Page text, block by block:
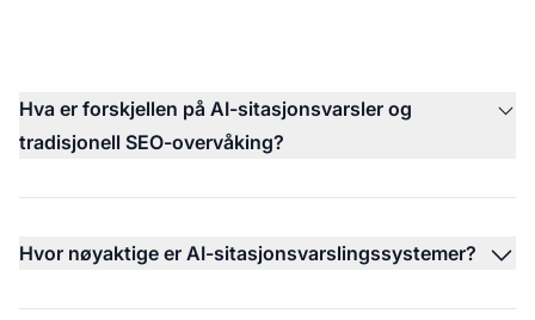
Hva er forskjellen på AI-sitasjonsvarsler og
tradisjonell SEO-overvåking?
Hvor nøyaktige er AI-sitasjonsvarslingssystemer?